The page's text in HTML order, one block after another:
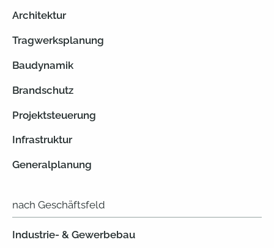
Architektur
Tragwerksplanung
Baudynamik
Brandschutz
Projektsteuerung
Infrastruktur
Generalplanung
nach Geschäftsfeld
Industrie- & Gewerbebau